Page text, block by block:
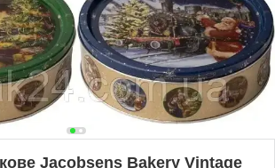
Jacobsens Bakery Vintage